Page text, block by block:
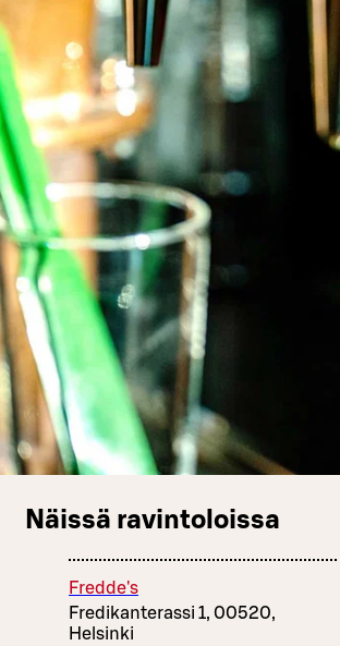
Näissä ravintoloissa
Fredde's
Fredikanterassi 1, 00520,
Helsinki